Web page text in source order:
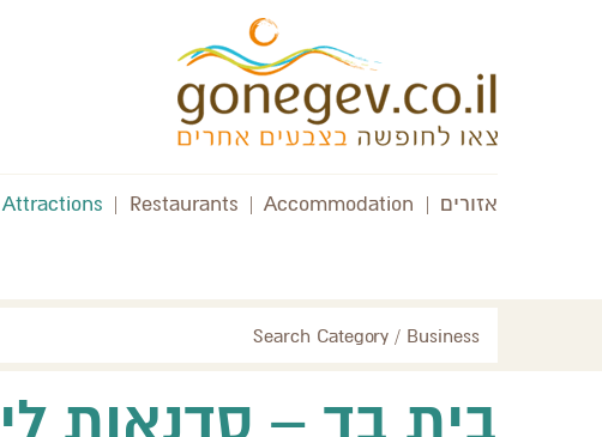
אזורים |
Accommodation
|
Restaurants
|
Attractions
Search Category / Business